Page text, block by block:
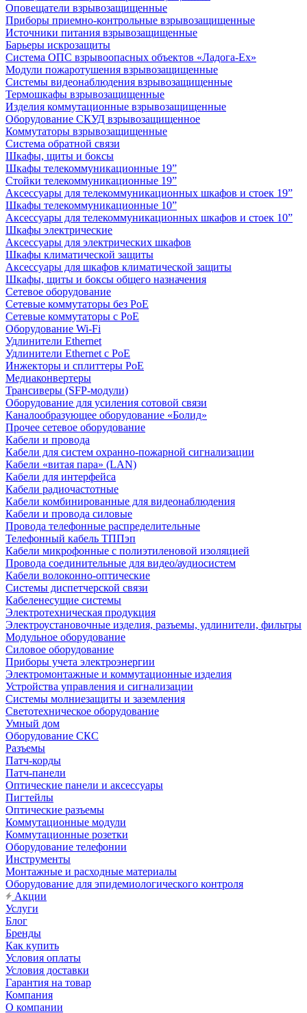
Оповещатели взрывозащищенные
Приборы приемно-контрольные взрывозащищенные
Источники питания взрывозащищенные
Барьеры искрозащиты
Система ОПС взрывоопасных объектов «Ладога-Ex»
Модули пожаротушения взрывозащищенные
Системы видеонаблюдения взрывозащищенные
Термошкафы взрывозащищенные
Изделия коммутационные взрывозащищенные
Оборудование СКУД взрывозащищенное
Коммутаторы взрывозащищенные
Система обратной связи
Шкафы, щиты и боксы
Шкафы телекоммуникационные 19”
Стойки телекоммуникационные 19”
Аксессуары для телекоммуникационных шкафов и стоек 19”
Шкафы телекоммуникационные 10”
Аксессуары для телекоммуникационных шкафов и стоек 10”
Шкафы электрические
Аксессуары для электрических шкафов
Шкафы климатической защиты
Аксессуары для шкафов климатической защиты
Шкафы, щиты и боксы общего назначения
Сетевое оборудование
Сетевые коммутаторы без PoE
Сетевые коммутаторы с PoE
Оборудование Wi-Fi
Удлинители Ethernet
Удлинители Ethernet с PoE
Инжекторы и сплиттеры PoE
Медиаконвертеры
Трансиверы (SFP-модули)
Оборудование для усиления сотовой связи
Каналообразующее оборудование «Болид»
Прочее сетевое оборудование
Кабели и провода
Кабели для систем охранно-пожарной сигнализации
Кабели «витая пара» (LAN)
Кабели для интерфейса
Кабели радиочастотные
Кабели комбинированные для видеонаблюдения
Кабели и провода силовые
Провода телефонные распределительные
Телефонный кабель ТППэп
Кабели микрофонные с полиэтиленовой изоляцией
Провода соединительные для видео/аудиосистем
Кабели волоконно-оптические
Системы диспетчерской связи
Кабеленесущие системы
Электротехническая продукция
Электроустановочные изделия, разъемы, удлинители, фильтры
Модульное оборудование
Силовое оборудование
Приборы учета электроэнергии
Электромонтажные и коммутационные изделия
Устройства управления и сигнализации
Системы молниезащиты и заземления
Светотехническое оборудование
Умный дом
Оборудование СКС
Разъемы
Патч-корды
Патч-панели
Оптические панели и аксессуары
Пигтейлы
Оптические разъемы
Коммутационные модули
Коммутационные розетки
Оборудование телефонии
Инструменты
Монтажные и расходные материалы
Оборудование для эпидемиологического контроля
Акции
Услуги
Блог
Бренды
Как купить
Условия оплаты
Условия доставки
Гарантия на товар
Компания
О компании